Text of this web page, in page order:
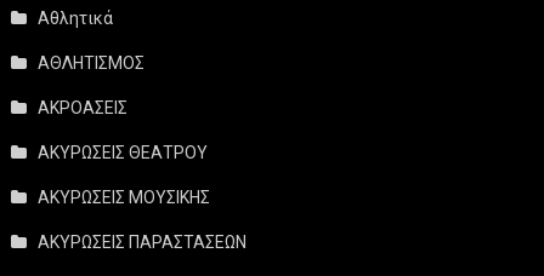
Αθλητικά
ΑΘΛΗΤΙΣΜΟΣ
ΑΚΡΟΑΣΕΙΣ
ΑΚΥΡΩΣΕΙΣ ΘΕΑΤΡΟΥ
ΑΚΥΡΩΣΕΙΣ ΜΟΥΣΙΚΗΣ
ΑΚΥΡΩΣΕΙΣ ΠΑΡΑΣΤΑΣΕΩΝ